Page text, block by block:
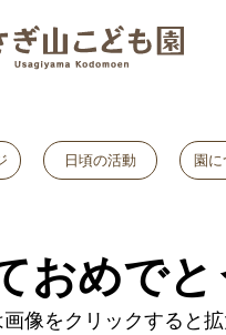
日頃の活動 園
おめで
像をクリックすると拡